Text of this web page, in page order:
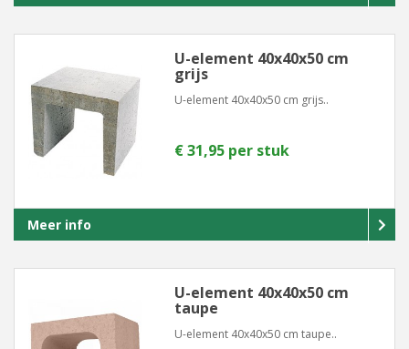
U-element 40x40x50 cm
grijs
U-element 40x40x50 cm grijs..
€ 31,95 per stuk
Meer info
U-element 40x40x50 cm
taupe
U-element 40x40x50 cm taupe..